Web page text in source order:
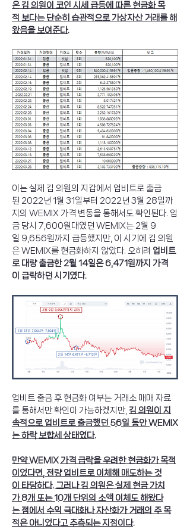
은 김 의원이 코인 시세 급등에 따른 현금화 목
적 보다는 단순히 습관적으로 가상자산 거래를 해
왔음을 보여준다.
이는 실제 김 의원의 지갑에서 업비트로 출금
된 2022년 1월 31일부터 2022년 3월 28일까
지의 WEMIX 가격 변동을 통해서도 확인된다. 입
금 당시 7,600원대였던 WEMIX는 2월 9
일 9,656원까지 급등했지만, 이 시기에 김 의원
은 WEMIX를 현금화하지 않았다. 오히려 업비트
로 대량 출금한 2월 14일은 6,471원까지 가격
이 급락하던 시기였다.
업비트 출금 후 현금화 여부는 거래소 매매 자료
를 통해서만 확인이 가능하겠지만, 김 의원이 지
속적으로 업비트로 출금했던 56일 동안 WEMIX
는 하락 보합세 상태였다.
만약 WEMIX 가격 급락을 우려한 현금화가 목적
이었다면, 전량 업비트로 이체해 매도하는 것
이 타당하다. 그러나 김 의원은 실제 현금 가치
가 8개 또는 10개 단위의 소액 이체도 해왔다
는 점에서 수익 극대화나 자산화가 거래의 주 목
적은 아니었다고 추측되는 지점이다.